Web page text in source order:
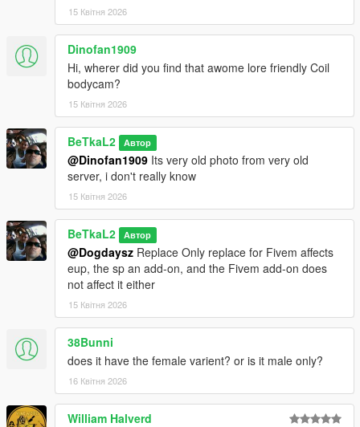
15 Квітня 2026
Dinofan1909
Hi, wherer did you find that awome lore friendly Coil
bodycam?
15 Квітня 2026
BeTkaL2 Автор
@Dinofan1909 Its very old photo from very old
server, i don't really know
15 Квітня 2026
BeTkaL2 Автор
@Dogdaysz Replace Only replace for Fivem affects
eup, the sp an add-on, and the Fivem add-on does
not affect it either
15 Квітня 2026
38Bunni
does it have the female varient? or is it male only?
16 Квітня 2026
William Halverd